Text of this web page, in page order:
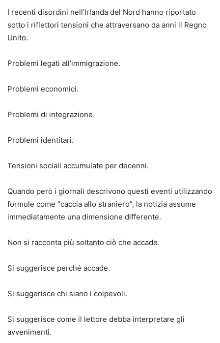
I recenti disordini nell’Irlanda del Nord hanno riportato
sotto i riflettori tensioni che attraversano da anni il Regno
Unito.
Problemi legati all’immigrazione.
Problemi economici.
Problemi di integrazione.
Problemi identitari.
Tensioni sociali accumulate per decenni.
Quando però i giornali descrivono questi eventi utilizzando
formule come “caccia allo straniero”, la notizia assume
immediatamente una dimensione differente.
Non si racconta più soltanto ciò che accade.
Si suggerisce perché accade.
Si suggerisce chi siano i colpevoli.
Si suggerisce come il lettore debba interpretare gli
avvenimenti.